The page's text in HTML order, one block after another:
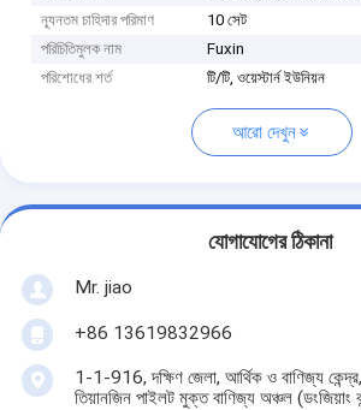
ন্যূনতম চাহিদার পরিমাণ
10 সেট
পরিচিতিমুলক নাম
Fuxin
পরিশোধের শর্ত
টি/টি, ওয়েস্টার্ন ইউনিয়ন
আরো দেখুন
যোগাযোগের ঠিকানা
Mr. jiao
+86 13619832966
1-1-916, দক্ষিণ জেলা, আর্থিক ও বাণিজ্য
তিয়ানজিন পাইলট মুক্ত বাণিজ্য অঞ্চল (ডংজিয়াং